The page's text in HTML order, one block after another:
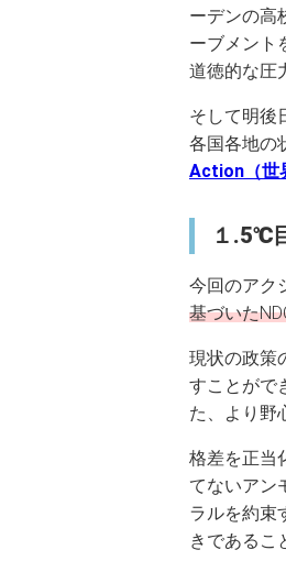
ーデンの高
ーブメント
道徳的な圧
そして明後
各国各地の
Action（世
１.5℃
今回のアク
基づいた
現状の政策
すことがで
た、より野
格差を正当
てないアン
ラルを約束
きであるこ